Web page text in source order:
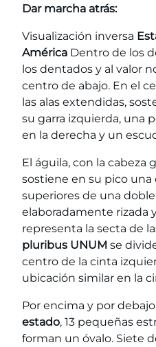
Dar marcha atrás:
Visualización inversa
América Dentro de los
los dentados y al valor
centro de abajo. En el
las alas extendidas,
su garra izquierda, una
en la derecha y un
El águila, con la cabeza
sostiene en su pico una
superiores de una
elaboradamente rizada
representa la secta de
pluribus UNUM se
centro de la cinta
ubicación similar en la
Por encima y por
estado, 13 pequeñas
forman un óvalo. Siete